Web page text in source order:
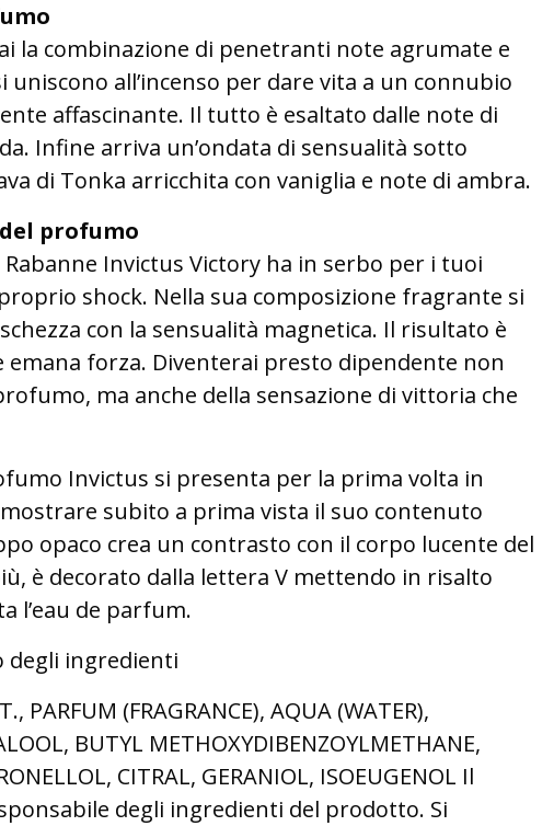
la combinazione di penetranti note agrumate e
uniscono all’incenso per dare vita a un connubio
affascinante. Il tutto è esaltato dalle note di
Infine arriva un’ondata di sensualità sotto
di Tonka arricchita con vaniglia e note di ambra.
profumo
Invictus Victory ha in serbo per i tuoi
shock. Nella sua composizione fragrante si
con la sensualità magnetica. Il risultato è
forza. Diventerai presto dipendente non
ma anche della sensazione di vittoria che
Invictus si presenta per la prima volta in
subito a prima vista il suo contenuto
opaco crea un contrasto con il corpo lucente del
è decorato dalla lettera V mettendo in risalto
l’eau de parfum.
degli ingredienti
PARFUM (FRAGRANCE), AQUA (WATER),
BUTYL METHOXYDIBENZOYLMETHANE,
CITRAL, GERANIOL, ISOEUGENOL Il
degli ingredienti del prodotto. Si